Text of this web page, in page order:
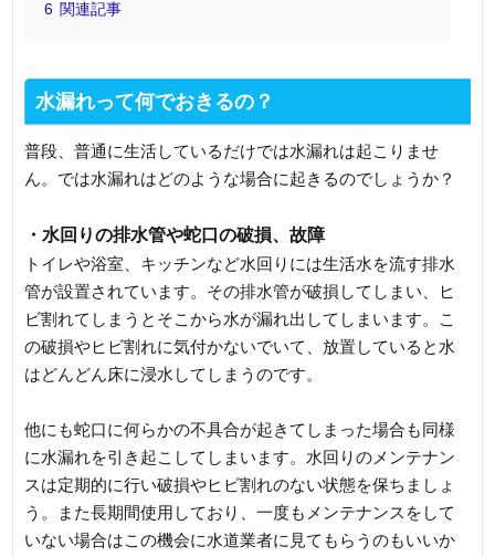
6 関連記事
水漏れって何でおきるの？
普段、普通に生活しているだけでは水漏れは起こりませ
ん。では水漏れはどのような場合に起きるのでしょうか？
・水回りの排水管や蛇口の破損、故障
トイレや浴室、キッチンなど水回りには生活水を流す排水
管が設置されています。その排水管が破損してしまい、ヒ
ビ割れてしまうとそこから水が漏れ出してしまいます。こ
の破損やヒビ割れに気付かないでいて、放置していると水
はどんどん床に浸水してしまうのです。
他にも蛇口に何らかの不具合が起きてしまった場合も同様
に水漏れを引き起こしてしまいます。水回りのメンテナン
スは定期的に行い破損やヒビ割れのない状態を保ちましょ
う。また長期間使用しており、一度もメンテナンスをして
いない場合はこの機会に水道業者に見てもらうのもいいか